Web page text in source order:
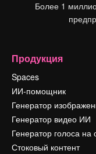
Более 1
Продукция
Spaces
ИИ-помощник
Генератор
Генератор видео ИИ
Генератор голоса
Стоковый контент